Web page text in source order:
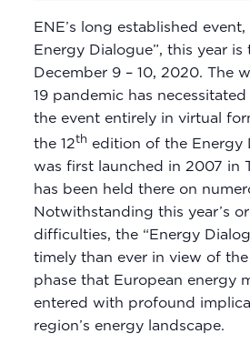
ENE’s long established
Energy Dialogue”, this year is
December 9 – 10, 2020. The
19 pandemic has
the event entirely in virtual
the 12thedition of the Energy
was first launched in 2007 in
has been held there on
Notwithstanding this year’s
difficulties, the “Energy
timely than ever in view of
phase that European energy
entered with profound
region’s energy landscape.